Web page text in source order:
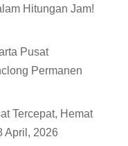
Hitungan Jam!
Pusat
Permanen
Tercepat, Hemat
April, 2026